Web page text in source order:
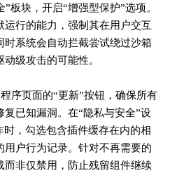
板块，开启“增强型保护”选项。
行的能力，强制其在用户交互
系统会自动拦截尝试绕过沙箱
级攻击的可能性。
序页面的“更新”按钮，确保所有
已知漏洞。在“隐私与安全”设
，勾选包含插件缓存在内的相
户行为记录。针对不再需要的
而非仅禁用，防止残留组件继续